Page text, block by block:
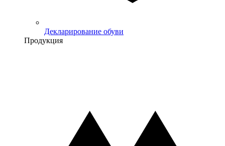
Декларирование обуви
Продукция